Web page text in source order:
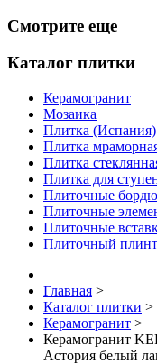
Смотрите еще
Каталог плитки
Керамогранит
Мозаика
Плитка (Испания)
Плитка
Плитка
Плитка для
Плиточные
Плиточные
Плиточные
Плиточный
Главная >
Каталог плитки >
Керамогранит >
Керамогранит
Астория белый